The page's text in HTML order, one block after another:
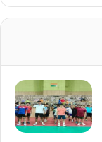
डि
7
5
0
प्रो